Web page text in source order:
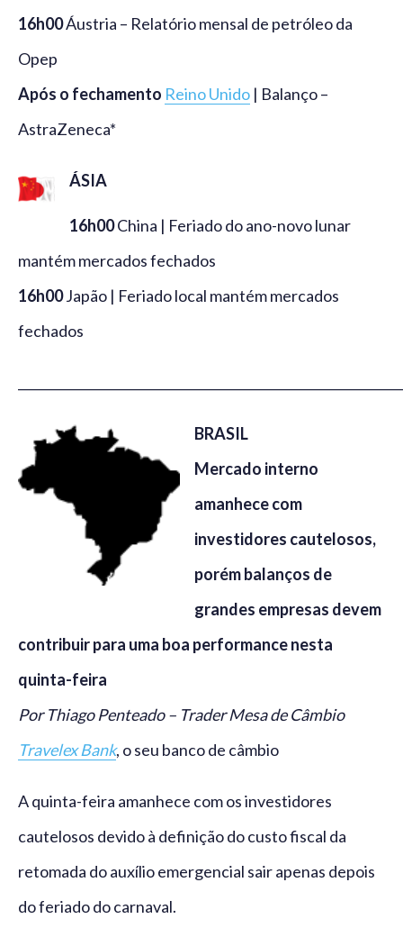
16h00Áustria – Relatório mensal de petróleo da
Opep
Após o fechamento Reino Unido | Balanço –
AstraZeneca*
ÁSIA
16h00China | Feriado do ano-novo lunar
mantém mercados fechados
16h00Japão | Feriado local mantém mercados
fechados
BRASIL
Mercado interno
amanhece com
investidores cautelosos,
porém balanços de
grandes empresas devem
contribuir para uma boa performance nesta
quinta-feira
Por Thiago Penteado – Trader Mesa de Câmbio
Travelex Bank, o seu banco de câmbio
A quinta-feira amanhece com os investidores
cautelosos devido à definição do custo fiscal da
retomada do auxílio emergencial sair apenas depois
do feriado do carnaval.